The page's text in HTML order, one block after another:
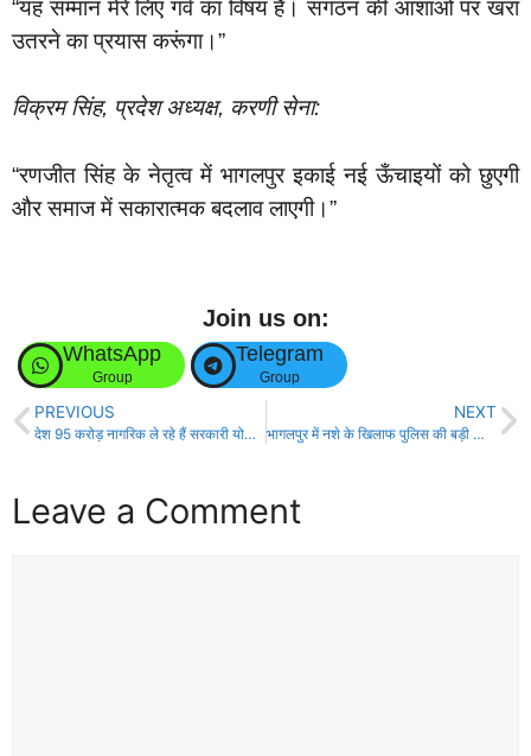
“यह सम्मान मेरे लिए गर्व का विषय है। संगठन की आशाओं पर खरा
उतरने का प्रयास करूंगा।”
विक्रम सिंह, प्रदेश अध्यक्ष, करणी सेना:
“रणजीत सिंह के नेतृत्व में भागलपुर इकाई नई ऊँचाइयों को छुएगी
और समाज में सकारात्मक बदलाव लाएगी।”
Join us on:
WhatsApp
Group
Telegram
Group
PREVIOUS
देश 95 करोड़ नागरिक ले रहे हैं सरकारी योजनाओं का लाभ : पीएम मोदी!
NEXT
भागलपुर में नशे के खिलाफ पुलिस की बड़ी कार्रवाई, जब्बारचक के खंडहर में मचा हड़कंप, आधा दर्जन नशेड़ी गिरफ्तार
Leave a Comment